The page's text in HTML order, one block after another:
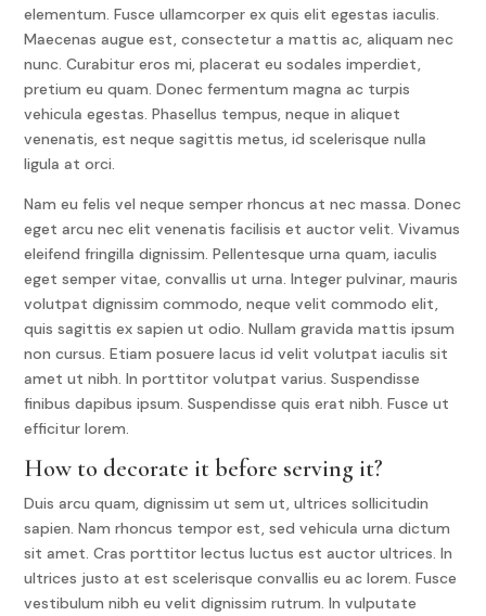
elementum. Fusce ullamcorper ex quis elit egestas iaculis.
Maecenas augue est, consectetur a mattis ac, aliquam nec
nunc. Curabitur eros mi, placerat eu sodales imperdiet,
pretium eu quam. Donec fermentum magna ac turpis
vehicula egestas. Phasellus tempus, neque in aliquet
venenatis, est neque sagittis metus, id scelerisque nulla
ligula at orci.
Nam eu felis vel neque semper rhoncus at nec massa. Donec
eget arcu nec elit venenatis facilisis et auctor velit. Vivamus
eleifend fringilla dignissim. Pellentesque urna quam, iaculis
eget semper vitae, convallis ut urna. Integer pulvinar, mauris
volutpat dignissim commodo, neque velit commodo elit,
quis sagittis ex sapien ut odio. Nullam gravida mattis ipsum
non cursus. Etiam posuere lacus id velit volutpat iaculis sit
amet ut nibh. In porttitor volutpat varius. Suspendisse
finibus dapibus ipsum. Suspendisse quis erat nibh. Fusce ut
efficitur lorem.
How to decorate it before serving it?
Duis arcu quam, dignissim ut sem ut, ultrices sollicitudin
sapien. Nam rhoncus tempor est, sed vehicula urna dictum
sit amet. Cras porttitor lectus luctus est auctor ultrices. In
ultrices justo at est scelerisque convallis eu ac lorem. Fusce
vestibulum nibh eu velit dignissim rutrum. In vulputate